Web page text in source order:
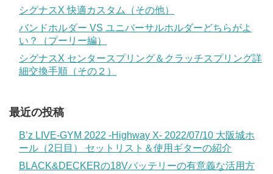
シグナスX 快適カスタム（その他）
バンドホルダー VS ユニバーサルホルダーどちらがよ
い？（プーリー編）
シグナスX センタースプリング＆クラッチスプリング詳
細交換手順（その２）
最近の投稿
B’z LIVE-GYM 2022 -Highway X- 2022/07/10 大阪城ホ
ール（2日目） セットリスト＆使用ギターの紹介
BLACK&DECKERの18Vバッテリーの有意義な活用方